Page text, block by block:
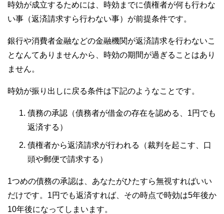
時効が成立するためには、時効までに債権者が何も行わな
い事（返済請求すら行わない事）が前提条件です。
銀行や消費者金融などの金融機関が返済請求を行わないこ
となんてありませんから、時効の期間が過ぎることはあり
ません。
時効が振り出しに戻る条件は下記のようなことです。
債務の承認（債務者が借金の存在を認める、1円でも
返済する）
債権者から返済請求が行われる（裁判を起こす、口
頭や郵便で請求する）
1つめの債務の承認は、あなたがひたすら無視すればいい
だけです。1円でも返済すれば、その時点で時効は5年後か
10年後になってしまいます。